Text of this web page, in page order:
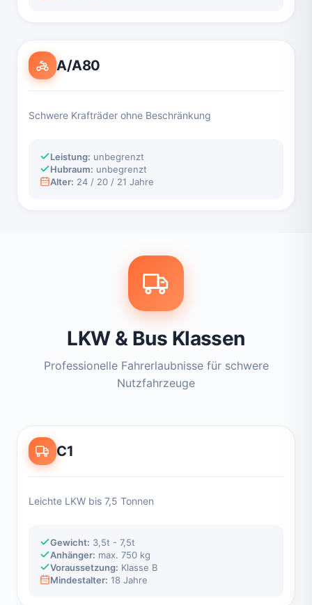
A/A80
Schwere Krafträder ohne Beschränkung
Leistung: unbegrenzt
Hubraum: unbegrenzt
Alter: 24 / 20 / 21 Jahre
LKW & Bus Klassen
Professionelle Fahrerlaubnisse für schwere
Nutzfahrzeuge
C1
Leichte LKW bis 7,5 Tonnen
Gewicht: 3,5t - 7,5t
Anhänger: max. 750 kg
Voraussetzung: Klasse B
Mindestalter: 18 Jahre